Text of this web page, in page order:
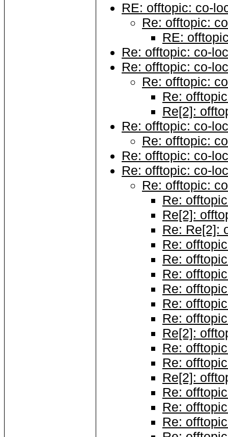
RE: offtopic: co-
Re: offtopic:
RE:
Re: offtopic: co-
Re: offtopic: co-
Re: offtopic:
Re:
Re[2]:
Re: offtopic: co-
Re: offtopic:
Re: offtopic: co-
Re: offtopic: co-
Re: offtopic:
Re:
Re[2]:
Re: Re[2]:
Re:
Re:
Re:
Re:
Re:
Re:
Re[2]:
Re:
Re:
Re[2]:
Re:
Re:
Re: